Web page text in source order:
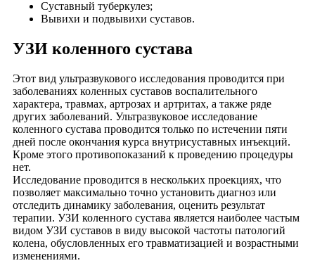
Суставный туберкулез;
Вывихи и подвывихи суставов.
УЗИ коленного сустава
Этот вид ультразвукового исследования проводится при
заболеваниях коленных суставов воспалительного
характера, травмах, артрозах и артритах, а также ряде
других заболеваний. Ультразвуковое исследование
коленного сустава проводится только по истечении пяти
дней после окончания курса внутрисуставных инъекций.
Кроме этого противопоказаний к проведению процедуры
нет.
Исследование проводится в нескольких проекциях, что
позволяет максимально точно установить диагноз или
отследить динамику заболевания, оценить результат
терапии. УЗИ коленного сустава является наиболее частым
видом УЗИ суставов в виду высокой частоты патологий
колена, обусловленных его травматизацией и возрастными
изменениями.